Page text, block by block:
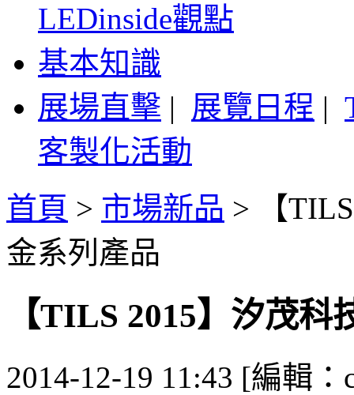
LEDinside觀點
基本知識
展場直擊 | 展覽日程 |
客製化活動
首頁 > 市場新品 >
【
金系列產品
【TILS 2015】汐茂
2014-12-19 11:43 [編輯：